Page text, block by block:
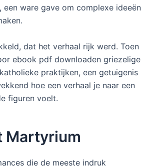
ware gave om complexe ideeën
dat het verhaal rijk werd. Toen
ebook pdf downloaden griezelige
praktijken, een getuigenis
hoe een verhaal je naar een
figuren voelt.
Martyrium
die de meeste indruk